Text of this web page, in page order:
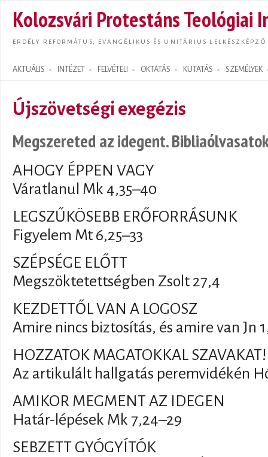
Kolozsvári Protestáns Teológiai
ERDÉLY REFORMÁTUS, EVANGÉLIKUS ÉS UNITÁRIUS LELKÉSZKÉPZŐ
AKTUÁLIS INTÉZET FELVÉTELI OKTATÁS KUTATÁS SZEMÉLYEK
Search form
Újszövetségi exegézis
Megszereted az idegent.
AHOGY ÉPPEN VAGY
Váratlanul Mk 4,35–40
LEGSZŰKÖSEBB ERŐFORRÁSUNK
Figyelem Mt 6,25–33
SZÉPSÉGE ELŐTT
Megszöktetettségben Zsolt 27,4
KEZDETTŐL VAN A LOGOSZ
Amire nincs biztosítás, és amire van Jn
HOZZATOK MAGATOKKAL SZAVAKAT!
Az artikulált hallgatás peremvidékén
AMIKOR MEGMENT AZ IDEGEN
Határ-lépések Mk 7,24–29
SEBZETT GYÓGYÍTÓK